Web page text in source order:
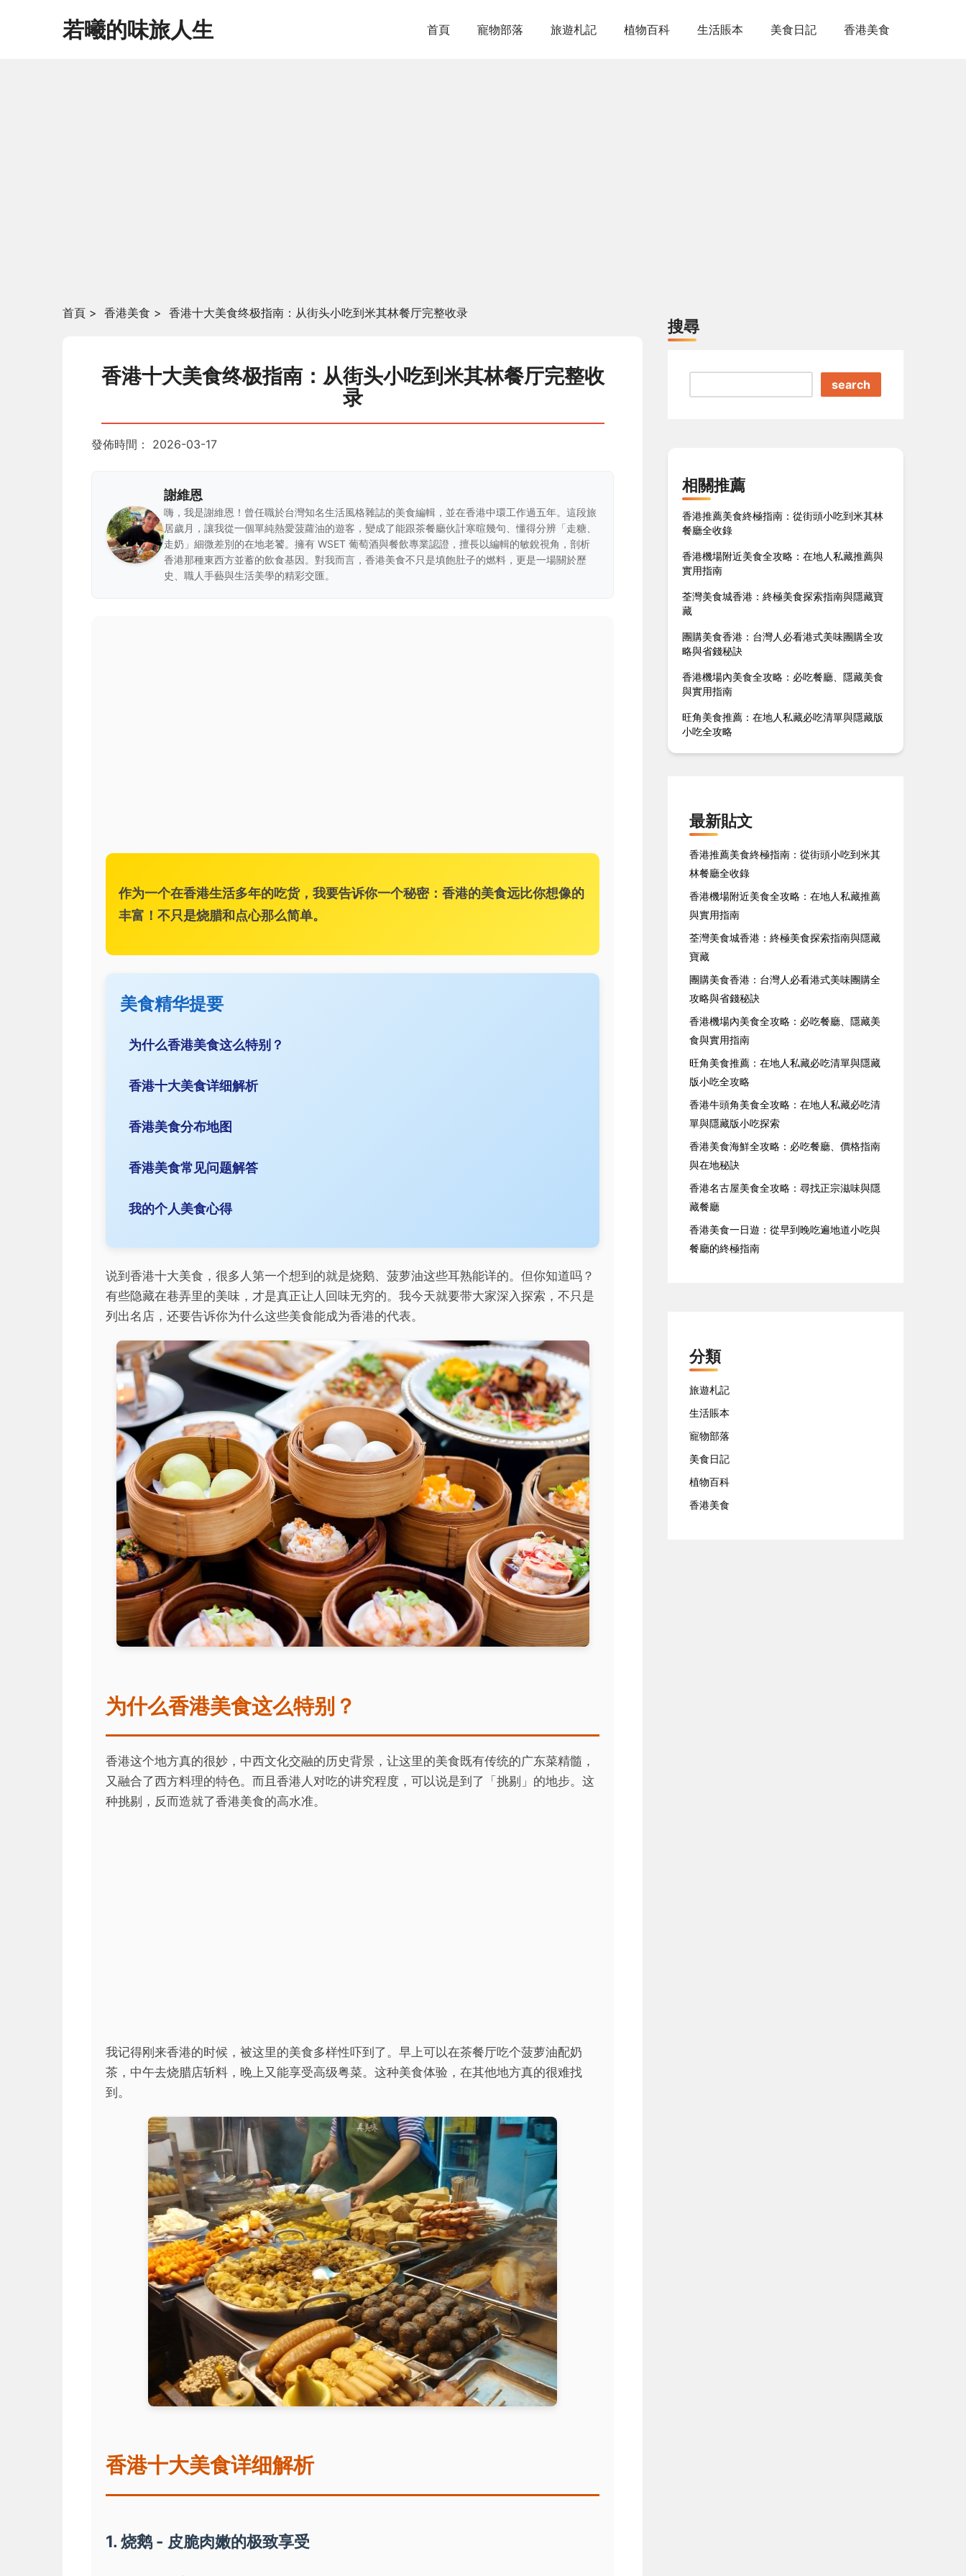
若曦的味旅人生 首頁 寵物部落 旅遊札記 植物百科 生活賬本 美食日記 香港美食
首頁 > 香港美食 > 香港十大美食终极指南：从街头小吃到米其林餐厅完整收录
香港十大美食终极指南：从街头小吃到米其林餐厅完整收
录
發佈時間： 2026-03-17
謝維恩
嗨，我是謝維恩！曾任職於台灣知名生活風格雜誌的美食編輯，並在香港中環工作過五年。這段旅
居歲月，讓我從一個單純熱愛菠蘿油的遊客，變成了能跟茶餐廳伙計寒暄幾句、懂得分辨「走糖、
走奶」細微差別的在地老饕。擁有 WSET 葡萄酒與餐飲專業認證，擅長以編輯的敏銳視角，剖析
香港那種東西方並蓄的飲食基因。對我而言，香港美食不只是填飽肚子的燃料，更是一場關於歷
史、職人手藝與生活美學的精彩交匯。
作为一个在香港生活多年的吃货，我要告诉你一个秘密：香港的美食远比你想像的
丰富！不只是烧腊和点心那么简单。
美食精华提要
为什么香港美食这么特别？
香港十大美食详细解析
香港美食分布地图
香港美食常见问题解答
我的个人美食心得
说到香港十大美食，很多人第一个想到的就是烧鹅、菠萝油这些耳熟能详的。但你知道吗？
有些隐藏在巷弄里的美味，才是真正让人回味无穷的。我今天就要带大家深入探索，不只是
列出名店，还要告诉你为什么这些美食能成为香港的代表。
为什么香港美食这么特别？
香港这个地方真的很妙，中西文化交融的历史背景，让这里的美食既有传统的广东菜精髓，
又融合了西方料理的特色。而且香港人对吃的讲究程度，可以说是到了「挑剔」的地步。这
种挑剔，反而造就了香港美食的高水准。
我记得刚来香港的时候，被这里的美食多样性吓到了。早上可以在茶餐厅吃个菠萝油配奶
茶，中午去烧腊店斩料，晚上又能享受高级粤菜。这种美食体验，在其他地方真的很难找
到。
香港十大美食详细解析
1. 烧鹅 - 皮脆肉嫩的极致享受
搜尋
search
相關推薦
香港推薦美食終極指南：從街頭小吃到米其林
餐廳全收錄
香港機場附近美食全攻略：在地人私藏推薦與
實用指南
荃灣美食城香港：終極美食探索指南與隱藏寶
藏
團購美食香港：台灣人必看港式美味團購全攻
略與省錢秘訣
香港機場內美食全攻略：必吃餐廳、隱藏美食
與實用指南
旺角美食推薦：在地人私藏必吃清單與隱藏版
小吃全攻略
最新貼文
香港推薦美食終極指南：從街頭小吃到米其
林餐廳全收錄
香港機場附近美食全攻略：在地人私藏推薦
與實用指南
荃灣美食城香港：終極美食探索指南與隱藏
寶藏
團購美食香港：台灣人必看港式美味團購全
攻略與省錢秘訣
香港機場內美食全攻略：必吃餐廳、隱藏美
食與實用指南
旺角美食推薦：在地人私藏必吃清單與隱藏
版小吃全攻略
香港牛頭角美食全攻略：在地人私藏必吃清
單與隱藏版小吃探索
香港美食海鮮全攻略：必吃餐廳、價格指南
與在地秘訣
香港名古屋美食全攻略：尋找正宗滋味與隱
藏餐廳
香港美食一日遊：從早到晚吃遍地道小吃與
餐廳的終極指南
分類
旅遊札記
生活賬本
寵物部落
美食日記
植物百科
香港美食